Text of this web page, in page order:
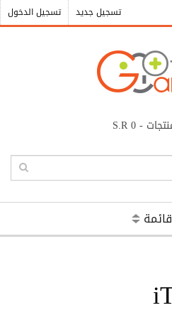
تسجيل الدخول تسجيل جديد
قائمة